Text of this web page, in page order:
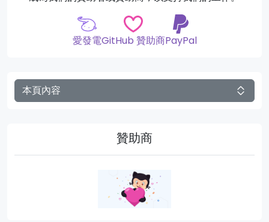
愛發電GitHub 贊助商PayPal
本頁內容
贊助商